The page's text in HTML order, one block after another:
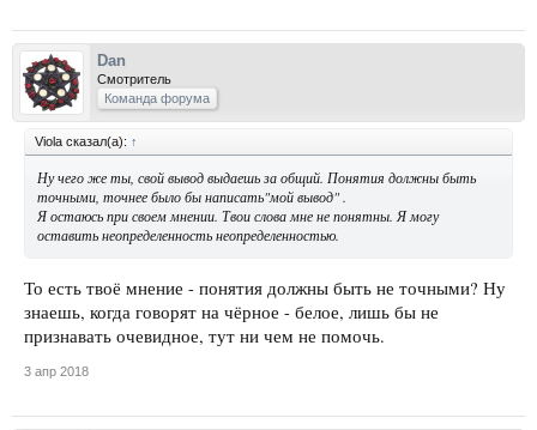
Dan
Смотритель
Команда форума
Viola сказал(а): ↑
Ну чего же ты, свой вывод выдаешь за общий. Понятия должны быть
точными, точнее было бы написать"мой вывод" .
Я остаюсь при своем мнении. Твои слова мне не понятны. Я могу
оставить неопределенность неопределенностью.
То есть твоё мнение - понятия должны быть не точными? Ну
знаешь, когда говорят на чёрное - белое, лишь бы не
признавать очевидное, тут ни чем не помочь.
3 апр 2018